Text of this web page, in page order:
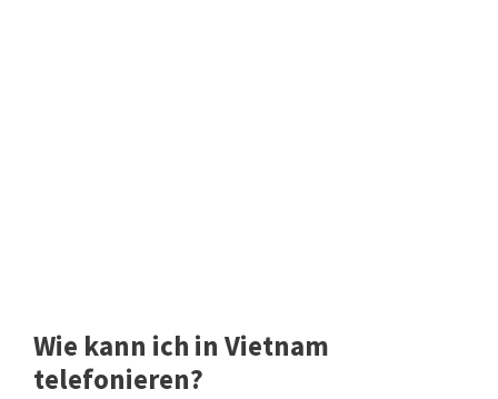
Wie kann ich in Vietnam
telefonieren?